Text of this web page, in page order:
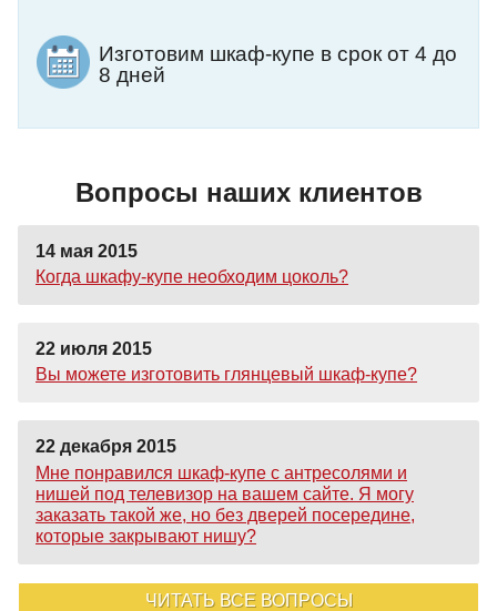
Изготовим шкаф-купе в срок от 4 до
8 дней
Вопросы наших клиентов
14 мая 2015
Когда шкафу-купе необходим цоколь?
22 июля 2015
Вы можете изготовить глянцевый шкаф-купе?
22 декабря 2015
Мне понравился шкаф-купе с антресолями и
нишей под телевизор на вашем сайте. Я могу
заказать такой же, но без дверей посередине,
которые закрывают нишу?
ЧИТАТЬ ВСЕ ВОПРОСЫ